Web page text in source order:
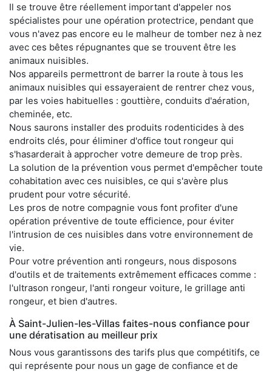
Il se trouve être réellement important d'appeler nos
spécialistes pour une opération protectrice, pendant que
vous n'avez pas encore eu le malheur de tomber nez à nez
avec ces bêtes répugnantes que se trouvent être les
animaux nuisibles.
Nos appareils permettront de barrer la route à tous les
animaux nuisibles qui essayeraient de rentrer chez vous,
par les voies habituelles : gouttière, conduits d'aération,
cheminée, etc.
Nous saurons installer des produits rodenticides à des
endroits clés, pour éliminer d'office tout rongeur qui
s'hasarderait à approcher votre demeure de trop près.
La solution de la prévention vous permet d'empêcher toute
cohabitation avec ces nuisibles, ce qui s'avère plus
prudent pour votre sécurité.
Les pros de notre compagnie vous font profiter d'une
opération préventive de toute efficience, pour éviter
l'intrusion de ces nuisibles dans votre environnement de
vie.
Pour votre prévention anti rongeurs, nous disposons
d'outils et de traitements extrêmement efficaces comme :
l'ultrason rongeur, l'anti rongeur voiture, le grillage anti
rongeur, et bien d'autres.
À Saint-Julien-les-Villas faites-nous confiance pour
une dératisation au meilleur prix
Nous vous garantissons des tarifs plus que compétitifs, ce
qui représente pour nous un gage de confiance et de